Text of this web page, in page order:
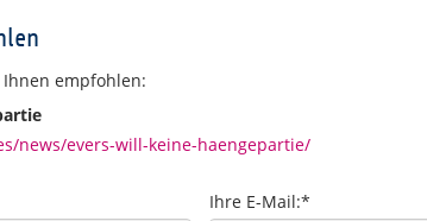
empfohlen:
news/evers-will-keine-haengepartie/
Ihre E-Mail:*